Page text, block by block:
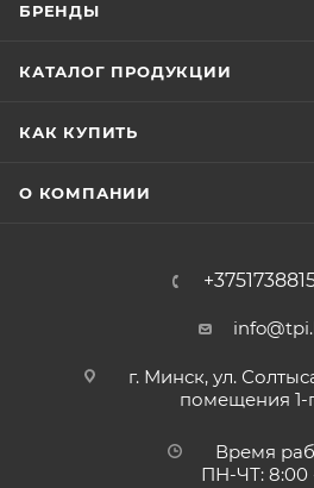
БРЕНДЫ
КАТАЛОГ ПРОДУКЦИИ
КАК КУПИТЬ
О КОМПАНИИ
г. Минск, ул.
помещения 1-
Время
ПН-ЧТ: 8:00